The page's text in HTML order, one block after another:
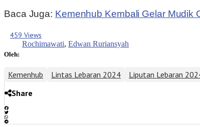
Baca Juga: Kemenhub Kembali Gelar Mudik
459 Views
Oleh:
Rochimawati, Edwan Ruriansyah
Kemenhub Lintas Lebaran 2024 Liputan Lebaran
Share